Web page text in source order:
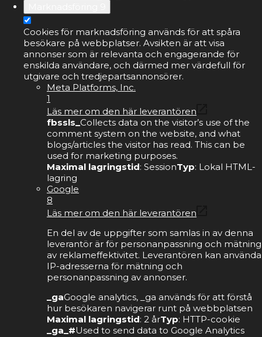
Cookies för marknadsföring används för att spåra
besökare på webbplatser. Avsikten är att visa
annonser som är relevanta och engagerande för
enskilda användare, och därmed mer värdefull för
utgivare och tredjepartsannonsörer.
Meta Platforms, Inc.
1
Läs mer om den här leverantören
fbssls_ Collects data on the visitor’s use of the
comment system on the website, and what
blogs/articles the visitor has read. This can be
used for marketing purposes.
Maximal lagringstid: SessionTyp: Lokal HTML-
lagring
Google
8
Läs mer om den här leverantören
En del av de uppgifter som samlas in av denna
leverantör är för personanpassning och mätning
av reklameffektivitet. Leverantören kan använda
IP-adresserna för mätning och
personanpassning av annonser.
_gaGoogle analytics, _ga används för att förstå
hur besökaren navigerar runt på webbplatsen
Maximal lagringstid: 2 årTyp: HTTP-cookie
_ga_#Used to send data to Google Analytics